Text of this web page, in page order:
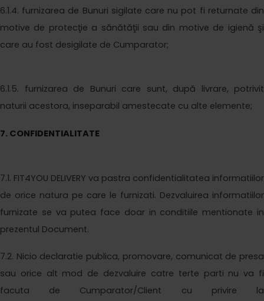
6.1.4. furnizarea de Bunuri sigilate care nu pot fi returnate din
motive de protecţie a sănătăţii sau din motive de igienă şi
care au fost desigilate de Cumparator;
6.1.5. furnizarea de Bunuri care sunt, după livrare, potrivit
naturii acestora, inseparabil amestecate cu alte elemente;
7. CONFIDENTIALITATE
7.1. FIT4YOU DELIVERY va pastra confidentialitatea informatiilor
de orice natura pe care le furnizati. Dezvaluirea informatiilor
furnizate se va putea face doar in conditiile mentionate in
prezentul Document.
7.2. Nicio declaratie publica, promovare, comunicat de presa
sau orice alt mod de dezvaluire catre terte parti nu va fi
facuta de Cumparator/Client cu privire la